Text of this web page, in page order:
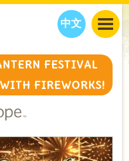
中文
JAJA’S WORLD
BLOG
CLASSES
INTERVIEWS
CALENDAR
EVENTS
THINGS TO DO
JAJA’S PICKS
WELLNESS
EDUCATION
ABOUT
OUR STORY
SHOP NOW
FESTIVAL
FIREWORKS!